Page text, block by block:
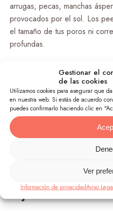
Gestionar el
de las cookies
Utilizamos cookies para asegurar que
en nuestra web. Si estás de acuerdo
puedes confirmarlo haciendo clic en
Ver
Información de privacidadAviso
arrugas, pecas, manchas
provocados por el sol. Los
el tamaño de tus poros ni
profundas.
Dermoabrasión:
Esta técnica funciona bien
desarrolladas a partir de un
usa para eliminar crecimientos
líneas finas. La dermoabrasión
que el procedimiento puede
Rejuvenecimiento